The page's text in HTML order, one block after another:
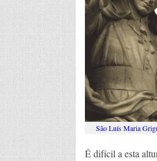
São Luís Maria
É difícil a esta